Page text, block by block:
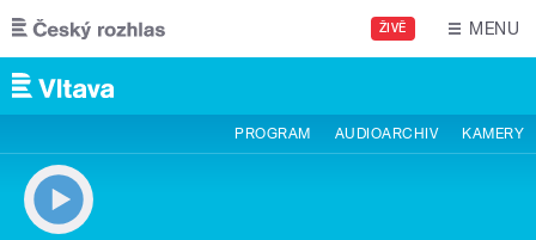
Přejít k hlavnímu obsahu
ŽIVĚ MENU
PROGRAM AUDIOARCHIV KAMERY